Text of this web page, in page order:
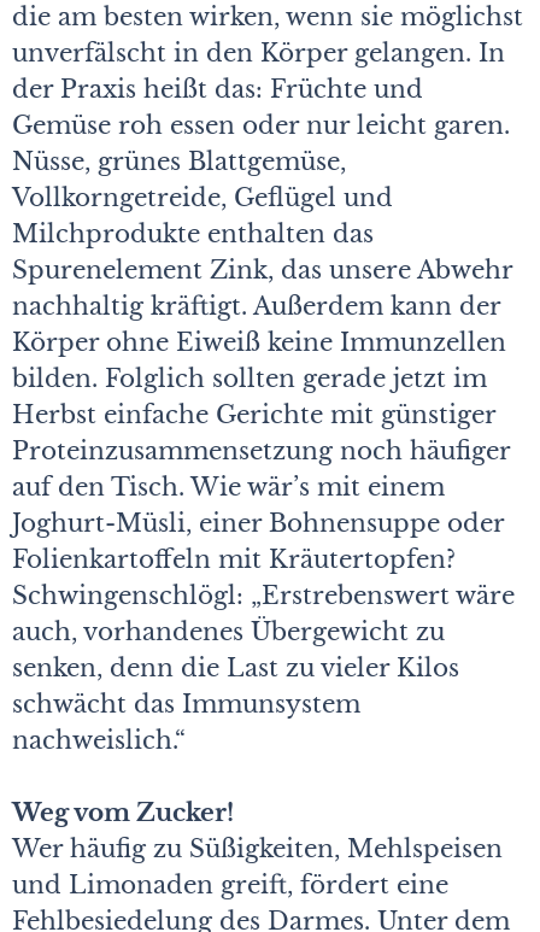
die am besten wirken, wenn sie möglichst
unverfälscht in den Körper gelangen. In
der Praxis heißt das: Früchte und
Gemüse roh essen oder nur leicht garen.
Nüsse, grünes Blattgemüse,
Vollkorngetreide, Geflügel und
Milchprodukte enthalten das
Spurenelement Zink, das unsere Abwehr
nachhaltig kräftigt. Außerdem kann der
Körper ohne Eiweiß keine Immunzellen
bilden. Folglich sollten gerade jetzt im
Herbst einfache Gerichte mit günstiger
Proteinzusammensetzung noch häufiger
auf den Tisch. Wie wär’s mit einem
Joghurt-Müsli, einer Bohnensuppe oder
Folienkartoffeln mit Kräutertopfen?
Schwingenschlögl: „Erstrebenswert wäre
auch, vorhandenes Übergewicht zu
senken, denn die Last zu vieler Kilos
schwächt das Immunsystem
nachweislich.“
Weg vom Zucker!
Wer häufig zu Süßigkeiten, Mehlspeisen
und Limonaden greift, fördert eine
Fehlbesiedelung des Darmes. Unter dem